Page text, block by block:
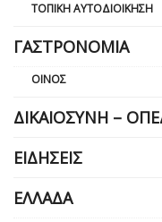
ΤΟΠΙΚΉ ΑΥΤΟΔΙΟΊΚΗΣΗ
ΓΑΣΤΡΟΝΟΜΊΑ
ΟΊΝΟΣ
ΔΙΚΑΙΟΣΎΝΗ –
ΕΙΔΉΣΕΙΣ
ΕΛΛΆΔΑ